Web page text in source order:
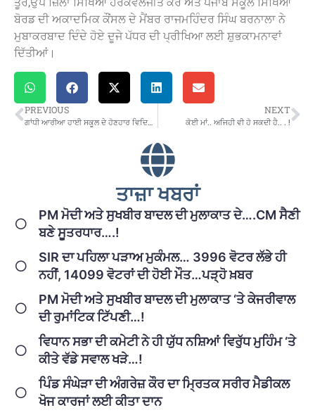
ਬੋਰਡ ਦੀ ਅਕਾਦਮਿਕ ਕੌਂਸਲ ਦੇ ਮੈਂਬਰ ਰਾਜਮਹਿੰਦਰ ਸਿੰਘ ਬਰਨਾਲਾ ਨੇ
ਮੁਬਾਕਰਬਾਦ ਦਿੰਦੇ ਹੋਏ ਦੂਜੇ ਪੱਧਰ ਦੀ ਪ੍ਰੀਖਿਆ ਲਈ ਸ਼ੁਭਕਾਮਨਾਵਾਂ
ਦਿੱਤੀਆਂ।
PREVIOUS
ਗਾਂਧੀ ਆਰੀਆ ਹਾਈ ਸਕੂਲ ਦੇ ਹੋਣਹਾਰ ਵਿਦਿਆਰਥੀਆਂ ਨੂੰ ਵਜ਼ੀਫ਼ਾ ਰਾਸ਼ੀ ਅਤੇ ਪ੍ਰਮਾਣ ਪੱਤਰ ਦਿੱਤੇ
NEXT
ਕੋਈ ਮਾਂ.. ਅਜਿਹੀ ਵੀ ਹੋ ਸਕਦੀ ਹੈ.. . !
ਤਾਜ਼ਾ ਖਬਰਾਂ
PM ਮੋਦੀ ਅਤੇ ਸੁਖਬੀਰ ਬਾਦਲ ਦੀ ਮੁਲਾਕਾਤ ਦੇ….CM ਸੈਣੀ
ਬਣੇ ਸੂਤਰਧਾਰ….!
SIR ਦਾ ਪਹਿਲਾ ਪੜਾਅ ਮੁਕੰਮਲ… 3996 ਵੋਟਰ ਲੱਭੇ ਹੀ
ਨਹੀਂ, 14099 ਵੋਟਰਾਂ ਦੀ ਹੋਈ ਮੌਤ…ਪੜ੍ਹੋ ਖ਼ਬਰ
PM ਮੋਦੀ ਅਤੇ ਸੁਖਬੀਰ ਬਾਦਲ ਦੀ ਮੁਲਾਕਾਤ ‘ਤੇ ਕੇਜਰੀਵਾਲ
ਦੀ ਰੁਮਾਂਟਿਕ ਟਿੱਪਣੀ…!
ਵਿਧਾਨ ਸਭਾ ਦੀ ਕਮੇਟੀ ਨੇ ਹੀ ਯੁੱਧ ਨਸ਼ਿਆਂ ਵਿਰੁੱਧ ਮੁਹਿੰਮ ‘ਤੇ
ਕੀਤੇ ਵੱਡੇ ਸਵਾਲ ਖੜੇ…!
ਪਿੰਡ ਸੰਘੇੜਾ ਦੀ ਅੰਗਰੇਜ਼ ਕੌਰ ਦਾ ਮ੍ਰਿਤਕ ਸਰੀਰ ਮੈਡੀਕਲ
ਖੋਜ ਕਾਰਜਾਂ ਲਈ ਕੀਤਾ ਦਾਨ